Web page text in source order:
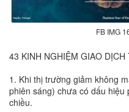
FB IMG
43 KINH NGHIỆM GIAO
1. Khi thị trường giảm không
phiên sáng) chưa có dấu hiệu
chiều.